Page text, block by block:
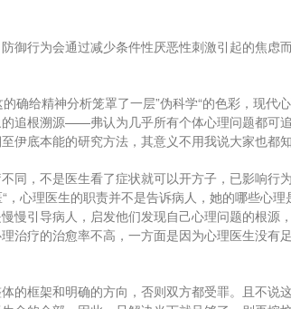
御行为会通过减少条件性厌恶性刺激引起的焦虑
确给精神分析笼罩了一层”伪科学“的色彩，现代
追根溯源——弗认为几乎所有个体心理问题都可追
底本能的研究方法，其意义不用我说大家也都知
同，不是医生看了症状就可以开方子，已影响行
心理医生的职责并不是告诉病人，她的哪些心理
慢引导病人，启发他们发现自己心理问题的根源
疗的治愈率不高，一方面是因为心理医生没有
的框架和明确的方向，否则双方都受罪。且不说